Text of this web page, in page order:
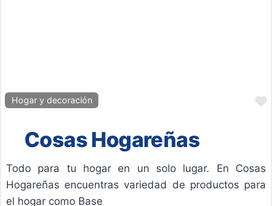
Hogar y decoración
Cosas Hogareñas
Todo para tu hogar en un solo lugar. En Cosas
Hogareñas encuentras variedad de productos para
el hogar como Base